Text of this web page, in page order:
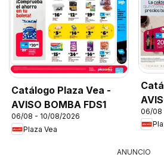
Catálogo Plaza Vea -
AVISO BOMBA FDS1
06/08 - 10/08/2026
Plaza Vea
06/08
ANUNCIO